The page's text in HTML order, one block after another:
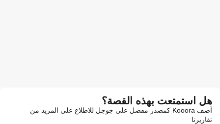
هل استمتعت بهذه القصة؟
أضف Kooora كمصدر مفضل على جوجل للاطلاع على المزيد من
تقاريرنا